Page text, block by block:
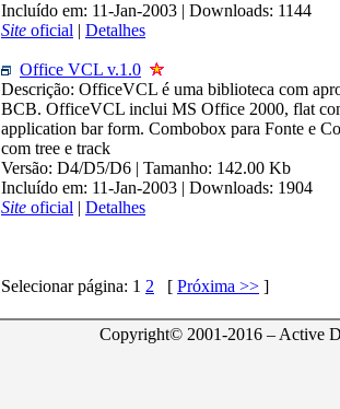
Incluído em: 11-Jan-2003 | Downloads: 1144
Site oficial | Detalhes
Office VCL v.1.0
Descrição: OfficeVCL é uma biblioteca com
BCB. OfficeVCL inclui MS Office 2000, flat
application bar form. Combobox para Fonte e
com tree e track
Versão: D4/D5/D6 | Tamanho: 142.00 Kb
Incluído em: 11-Jan-2003 | Downloads: 1904
Site oficial | Detalhes
Selecionar página: 1 2 [ Próxima >> ]
Copyright© 2001-2016 – Active